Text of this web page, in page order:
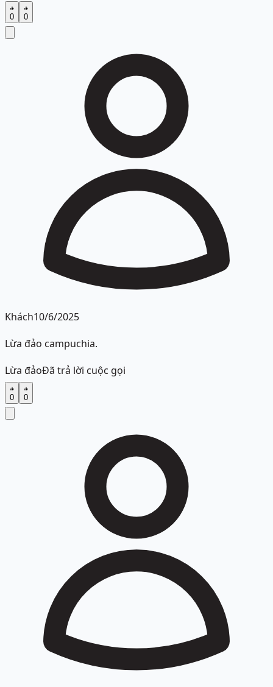
0 0
Khách10/6/2025
Lừa đảo campuchia.
Lừa đảoĐã trả lời cuộc gọi
0 0